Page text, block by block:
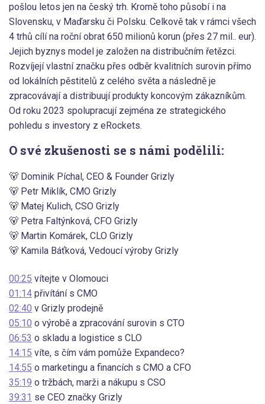
pošlou letos jen na český trh. Kromě toho působí i na
Slovensku, v Maďarsku či Polsku. Celkově tak v rámci všech
4 trhů cílí na roční obrat 650 milionů korun (přes 27 mil.. eur).
Jejich byznys model je založen na distribučním řetězci.
Rozvíjejí vlastní značku přes odběr kvalitních surovin přímo
od lokálních pěstitelů z celého světa a následně je
zpracovávají a distribuují produkty koncovým zákazníkům.
Od roku 2023 spolupracují zejména ze strategického
pohledu s investory z eRockets.
O své zkušenosti se s námi podělili:
🐻 Dominik Píchal, CEO & Founder Grizly
🐻 Petr Miklík, CMO Grizly
🐻 Matej Kulich, CSO Grizly
🐻 Petra Faltýnková, CFO Grizly
🐻 Martin Komárek, CLO Grizly
🐻 Kamila Báťková, Vedoucí výroby Grizly
00:25 vítejte v Olomouci
01:14 přivítání s CMO
02:40 v Grizly prodejně
05:10 o výrobě a zpracování surovin s CTO
06:53 o skladu a logistice s CLO
14:15 víte, s čím vám pomůže Expandeco?
14:55 o marketingu a financích s CMO a CFO
35:19 o tržbách, marži a nákupu s CSO
39:31 se CEO značky Grizly